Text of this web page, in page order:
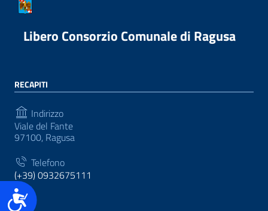
Accessibilità
Libero Consorzio Comunale di Ragusa
RECAPITI
Indirizzo
Viale del Fante
97100, Ragusa
Telefono
(+39) 0932675111